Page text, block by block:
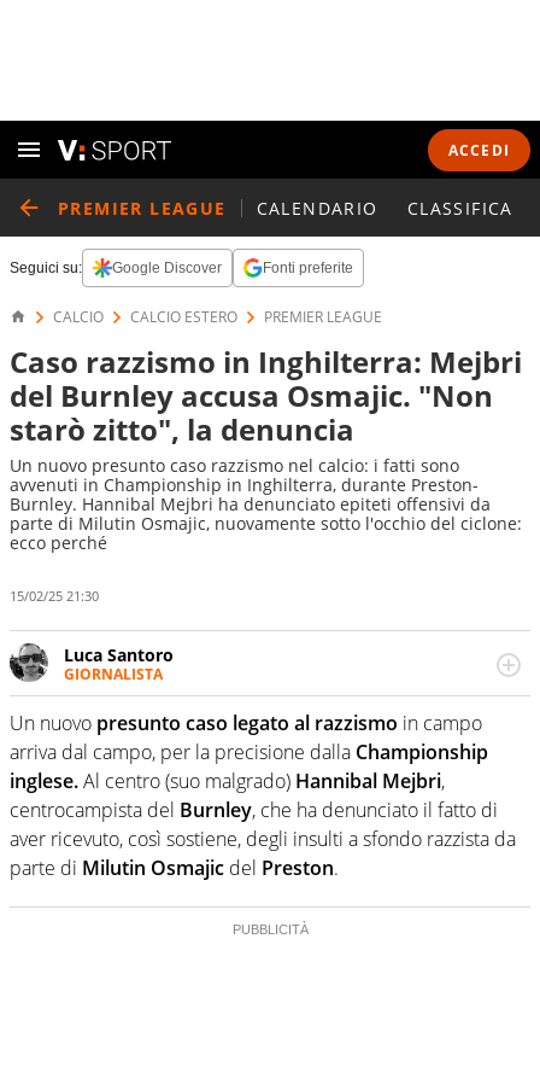
ACCEDI
PREMIER LEAGUE CALENDARIO CLASSIFICA
Seguici su: Google Discover Fonti preferite
CALCIO CALCIO ESTERO PREMIER LEAGUE
Caso razzismo in Inghilterra: Mejbri
del Burnley accusa Osmajic. "Non
starò zitto", la denuncia
Un nuovo presunto caso razzismo nel calcio: i fatti sono
avvenuti in Championship in Inghilterra, durante Preston-
Burnley. Hannibal Mejbri ha denunciato epiteti offensivi da
parte di Milutin Osmajic, nuovamente sotto l'occhio del ciclone:
ecco perché
15/02/25 21:30
Luca Santoro
GIORNALISTA
Esperto di Motorsport ma, più in generale, appassionato
di tutto ciò che sia Sport, anche senza il Motor. Dà il
meglio di sé quando la strada fa largo alle due o alle
quattro ruote
Un nuovo presunto caso legato al razzismo in campo
arriva dal campo, per la precisione dalla Championship
inglese.Al centro (suo malgrado) Hannibal Mejbri,
centrocampista del Burnley, che ha denunciato il fatto di
aver ricevuto, così sostiene, degli insulti a sfondo razzista da
parte di Milutin Osmajic del Preston.